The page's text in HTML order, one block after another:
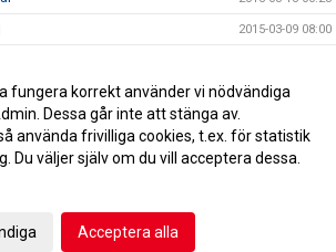
2015-03-09 08:00
2015-01-28 21:46
2014-09-23 08:53
till Webbversion
fungera korrekt använder vi nödvändiga
Dessa går inte att stänga av.
använda frivilliga cookies, t.ex. för statistik
Du väljer själv om du vill acceptera dessa.
Acceptera alla